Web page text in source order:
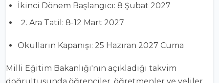
İkinci Dönem Başlangıcı: 8 Şubat 2027
Ara Tatil: 8-12 Mart 2027
Okulların Kapanışı: 25 Haziran 2027 Cuma
Milli Eğitim Bakanlığı'nın açıkladığı takvim